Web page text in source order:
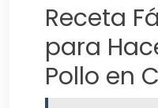
Receta
para
Pollo en